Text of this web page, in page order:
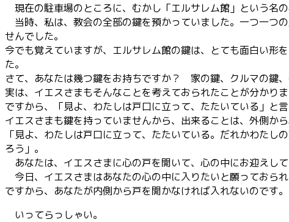
現在の駐車場のところに、むかし「エルサレム館」という名
当時、私は、教会の全部の鍵を預かっていました。一つ一つ
せんでした。
今でも覚えていますが、エルサレム館の鍵は、とても面白い形
た。
さて、あなたは幾つ鍵をお持ちですか？ 家の鍵、クルマの鍵
実は、イエスさまもそんなことを考えておられたことが分かり
ですから、「見よ、わたしは戸口に立って、たたいている」と言
イエスさまも鍵を持っていませんから、出来ることは、外側か
「見よ、わたしは戸口に立って、たたいている。だれかわた
ろう」。
あなたは、イエスさまに心の戸を開いて、心の中にお迎えして
今日、イエスさまはあなたの心の中に入りたいと願っておら
ですから、あなたが内側から戸を開かなければ入れないのです
いってらっしゃい。